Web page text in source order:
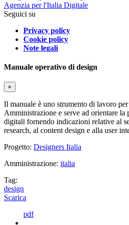
Agenzia per l'Italia Digitale
Seguici su
Privacy policy
Cookie policy
Note legali
Manuale operativo di design
×
Il manuale è uno strumento di lavoro
Amministrazione e serve ad orientare la
digitali fornendo indicazioni relative al
research, al content design e alla user
Progetto: Designers Italia
Amministrazione: italia
Tag:
design
Scarica
pdf